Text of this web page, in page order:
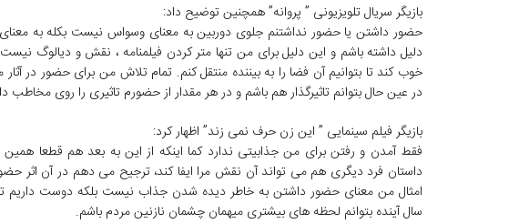
بازیگر سریال تلویزیونی ” پروانه” همچنین توضیح داد:
حضور داشتن یا حضور نداشتنم جلوی دوربین به معنای وسواس نیست بکله به
دلیل داشته باشم و این دلیل برای من تنها متر کردن فیلمنامه ، ‌نقش و دیالوگ
خوب کند تا بتوانیم آن فضا را به بیننده منتقل کنم. تمام تلاش من برای حضور در
در عین حال بتوانم تاثیرگذار هم باشم و در هر مقدار از حضورم تاثیری را روی مخاطب
بازیگر فیلم سینمایی ” این زن حرف نمی زند” اظهار کرد:
فقط آمدن و رفتن برای من جذابیتی ندارد کما اینکه از این به بعد هم قطعا
داستان فرد دیگری هم می تواند آن نقش مرا ایفا کند، ترجیح می دهم در آن اثر
امثال من معنای حضور داشتن به خاطر دیده شدن جذاب نیست بلکه دوست داریم
سال آینده بتوانم لحظه های بیشتری میهمان چشمان نازنین مردم باشم.